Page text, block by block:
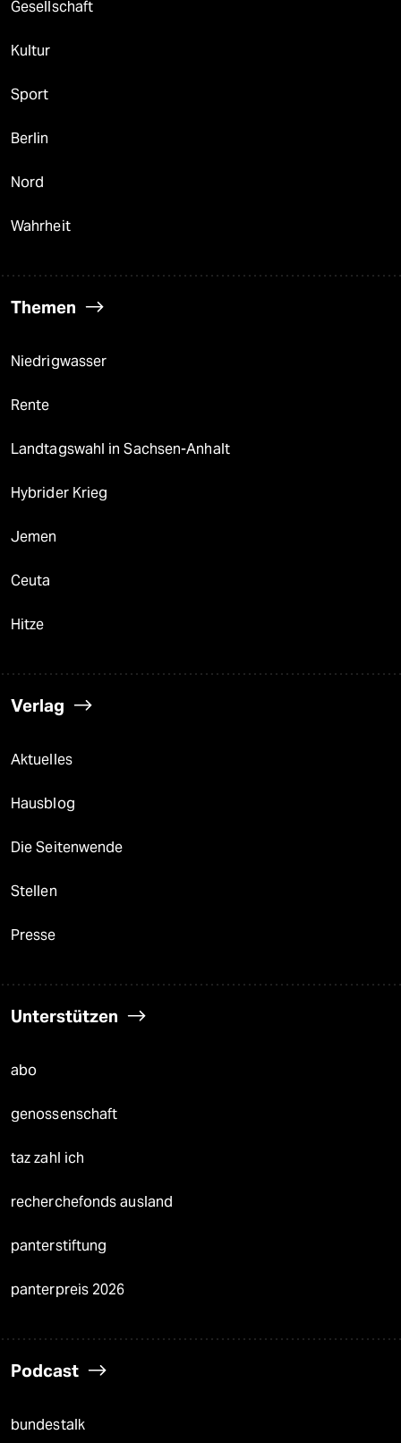
Gesellschaft
Kultur
Sport
Berlin
Nord
Wahrheit
Themen
Niedrigwasser
Rente
Landtagswahl in Sachsen-Anhalt
Hybrider Krieg
Jemen
Ceuta
Hitze
Verlag
Aktuelles
Hausblog
Die Seitenwende
Stellen
Presse
Unterstützen
abo
genossenschaft
taz zahl ich
recherchefonds ausland
panterstiftung
panterpreis 2026
Podcast
bundestalk